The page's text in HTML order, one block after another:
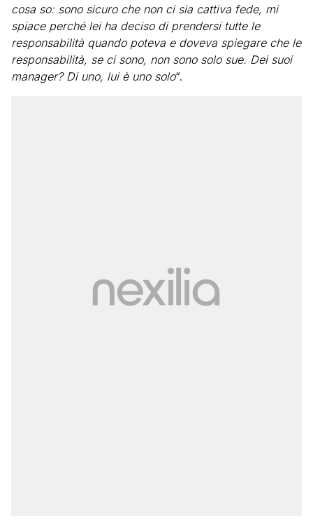
cosa so: sono sicuro che non ci sia cattiva fede, mi
spiace perché lei ha deciso di prendersi tutte le
responsabilità quando poteva e doveva spiegare che le
responsabilità, se ci sono, non sono solo sue. Dei suoi
manager? Di uno, lui è uno solo“.